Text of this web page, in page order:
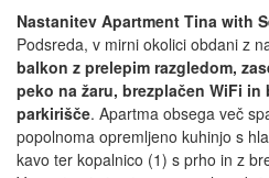
Nastanitev Apartment Tina with
Podsreda, v mirni okolici obdani z
balkon z prelepim razgledom,
peko na žaru, brezplačen WiFi in
parkirišče. Apartma obsega več
popolnoma opremljeno kuhinjo s
kavo ter kopalnico (1) s prho in z